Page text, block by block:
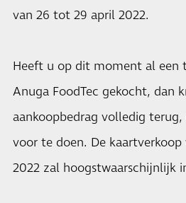
van 26 tot 29 april 2022.
Heeft u op dit moment al een
Anuga FoodTec gekocht, dan
aankoopbedrag volledig
voor te doen. De kaartverkoop
2022 zal hoogstwaarschijnlijk